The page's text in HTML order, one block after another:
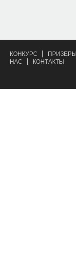
КОНКУРС ПРИЗЕРЫ
НАС
КОНТАКТЫ